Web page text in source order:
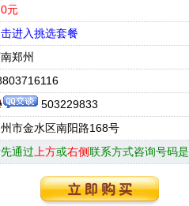
0元
击进入挑选套餐
郑州
503229833
市金水区南阳路168号
通过 上方或右侧联系方式咨询号码